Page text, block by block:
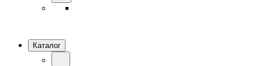
Каталог